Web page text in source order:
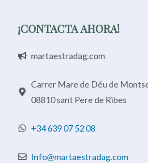
¡CONTACTA AHORA!
martaestradag.com
Carrer Mare de Déu de
08810 sant Pere de Ribes
+34 639 07 52 08
Info@martaestradag.com